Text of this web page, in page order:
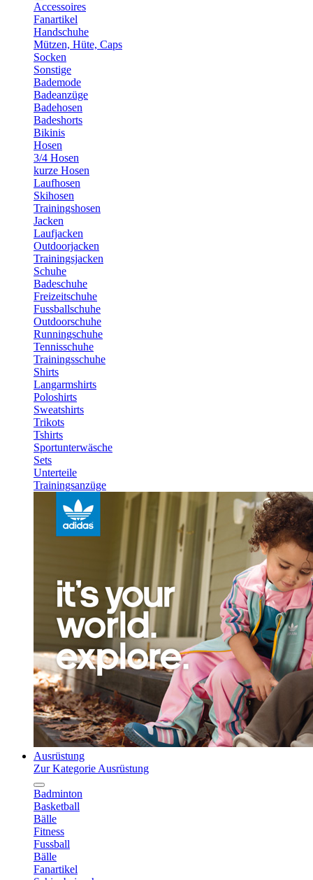
Accessoires
Fanartikel
Handschuhe
Mützen, Hüte, Caps
Socken
Sonstige
Bademode
Badeanzüge
Badehosen
Badeshorts
Bikinis
Hosen
3/4 Hosen
kurze Hosen
Laufhosen
Skihosen
Trainingshosen
Jacken
Laufjacken
Outdoorjacken
Trainingsjacken
Schuhe
Badeschuhe
Freizeitschuhe
Fussballschuhe
Outdoorschuhe
Runningschuhe
Tennisschuhe
Trainingsschuhe
Shirts
Langarmshirts
Poloshirts
Sweatshirts
Trikots
Tshirts
Sportunterwäsche
Sets
Unterteile
Trainingsanzüge
Ausrüstung
Zur Kategorie Ausrüstung
Badminton
Basketball
Bälle
Fitness
Fussball
Bälle
Fanartikel